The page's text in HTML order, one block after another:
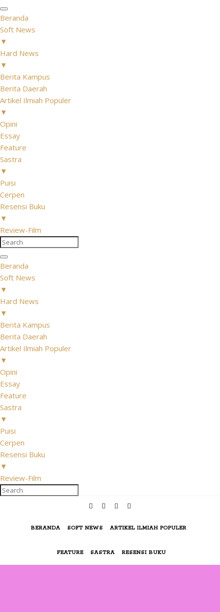
Beranda
Soft News
▼
Hard News
▼
Berita Kampus
Berita Daerah
Artikel Ilmiah Populer
▼
Opini
Essay
Feature
Sastra
▼
Puisi
Cerpen
Resensi Buku
▼
Review-Film
Beranda
Soft News
▼
Hard News
▼
Berita Kampus
Berita Daerah
Artikel Ilmiah Populer
▼
Opini
Essay
Feature
Sastra
▼
Puisi
Cerpen
Resensi Buku
▼
Review-Film
BERANDA SOFT NEWS ARTIKEL ILMIAH POPULER
FEATURE SASTRA RESENSI BUKU